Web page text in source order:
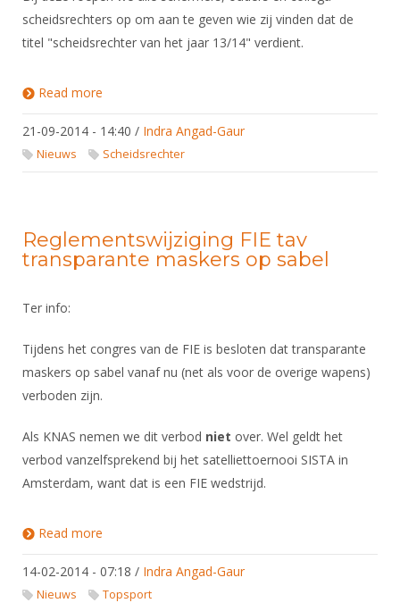
scheidsrechters op om aan te geven wie zij vinden dat de
titel "scheidsrechter van het jaar 13/14" verdient.
Read more
21-09-2014 - 14:40 / Indra Angad-Gaur
Nieuws Scheidsrechter
Reglementswijziging FIE tav
transparante maskers op sabel
Ter info:
Tijdens het congres van de FIE is besloten dat transparante
maskers op sabel vanaf nu (net als voor de overige wapens)
verboden zijn.
Als KNAS nemen we dit verbod niet over. Wel geldt het
verbod vanzelfsprekend bij het satelliettoernooi SISTA in
Amsterdam, want dat is een FIE wedstrijd.
Read more
14-02-2014 - 07:18 / Indra Angad-Gaur
Nieuws Topsport